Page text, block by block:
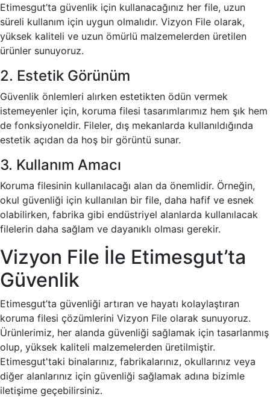
Etimesgut’ta güvenlik için kullanacağınız her file, uzun
süreli kullanım için uygun olmalıdır. Vizyon File olarak,
yüksek kaliteli ve uzun ömürlü malzemelerden üretilen
ürünler sunuyoruz.
2. Estetik Görünüm
Güvenlik önlemleri alırken estetikten ödün vermek
istemeyenler için, koruma filesi tasarımlarımız hem şık hem
de fonksiyoneldir. Fileler, dış mekanlarda kullanıldığında
estetik açıdan da hoş bir görüntü sunar.
3. Kullanım Amacı
Koruma filesinin kullanılacağı alan da önemlidir. Örneğin,
okul güvenliği için kullanılan bir file, daha hafif ve esnek
olabilirken, fabrika gibi endüstriyel alanlarda kullanılacak
filelerin daha sağlam ve dayanıklı olması gerekir.
Vizyon File İle Etimesgut’ta
Güvenlik
Etimesgut’ta güvenliği artıran ve hayatı kolaylaştıran
koruma filesi çözümlerini Vizyon File olarak sunuyoruz.
Ürünlerimiz, her alanda güvenliği sağlamak için tasarlanmış
olup, yüksek kaliteli malzemelerden üretilmiştir.
Etimesgut'taki binalarınız, fabrikalarınız, okullarınız veya
diğer alanlarınız için güvenliği sağlamak adına bizimle
iletişime geçebilirsiniz.